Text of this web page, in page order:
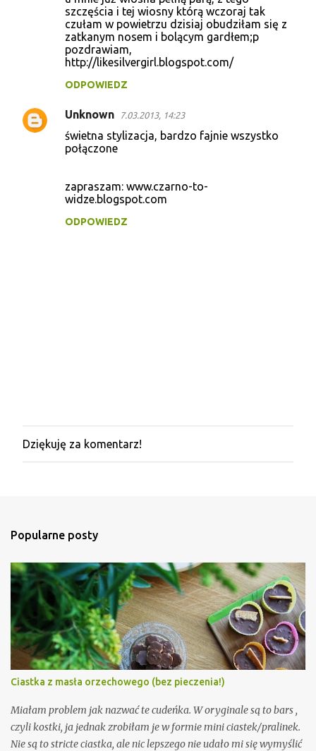
szczęścia i tej wiosny którą wczoraj tak
czułam w powietrzu dzisiaj obudziłam się z
zatkanym nosem i bolącym gardłem;p
pozdrawiam,
http://likesilvergirl.blogspot.com/
ODPOWIEDZ
Unknown 7.03.2013, 14:23
świetna stylizacja, bardzo fajnie wszystko
połączone
zapraszam: www.czarno-to-
widze.blogspot.com
ODPOWIEDZ
P
r
j
o
m
e
n
a
r
z
Dziękuję za komentarz!
Popularne posty
Ciastka z masła orzechowego (bez pieczenia!)
Miałam problem jak nazwać te cudeńka. W oryginale są to bars ,
czyli kostki, ja jednak zrobiłam je w formie mini ciastek/pralinek.
Nie są to stricte ciastka, ale nic lepszego nie udało mi się wymyślić